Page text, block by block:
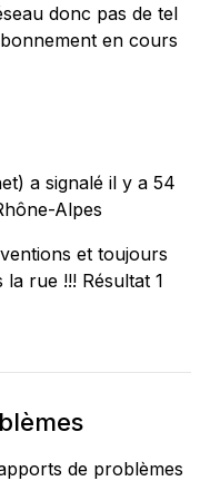
donc pas de tel
en cours
a signalé il y a 54
Alpes
et toujours
rue !!! Résultat 1
de problèmes